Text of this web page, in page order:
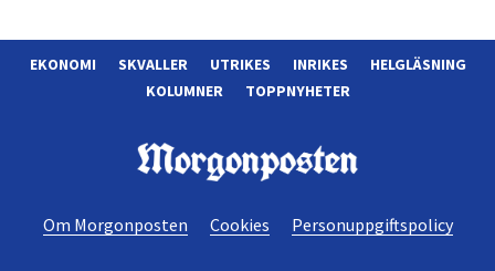
EKONOMI SKVALLER UTRIKES INRIKES
HELGLÄSNING
KOLUMNER
TOPPNYHETER
Om Morgonposten Cookies Personuppgiftspolicy